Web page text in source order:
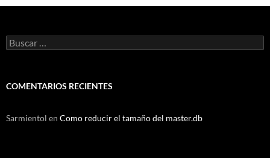
Buscar:
COMENTARIOS RECIENTES
Sarmientol en Como reducir el tamaño del master.db